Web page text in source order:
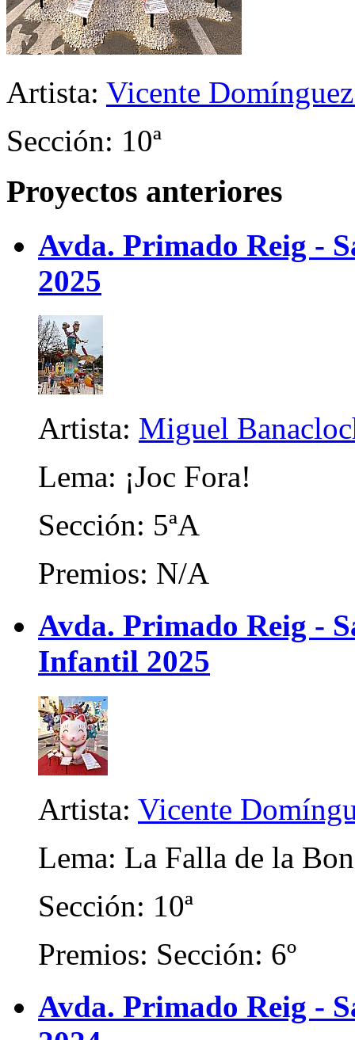
Artista: Vicente
Sección: 10ª
Proyectos anteriores
Avda. Primado Reig -
2025
Artista: Miguel
Lema: ¡Joc Fora!
Sección: 5ªA
Premios: N/A
Avda. Primado Reig -
Infantil 2025
Artista: Vicente
Lema: La Falla de la
Sección: 10ª
Premios: Sección: 6º
Avda. Primado Reig -